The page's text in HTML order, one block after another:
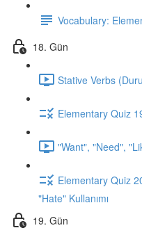
Vocabulary:
18. Gün
Stative Verbs
Elementary Quiz
"Want", "Need",
Elementary Quiz
"Hate" Kullanımı
19. Gün